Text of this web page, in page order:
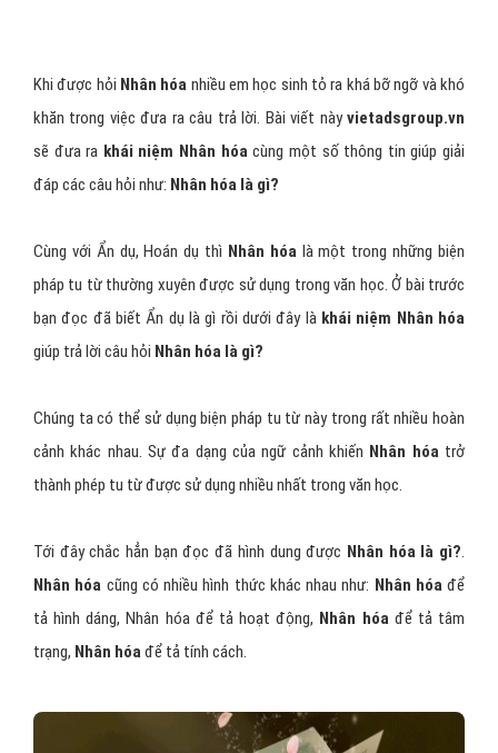
Khi được hỏi Nhân hóa nhiều em học sinh tỏ ra khá bỡ ngỡ và khó
khăn trong việc đưa ra câu trả lời. Bài viết nàyvietadsgroup.vn
sẽ đưa ra khái niệm Nhân hóacùng một số thông tin giúp giải
đáp các câu hỏi như: Nhân hóa là gì?
Cùng với Ẩn dụ, Hoán dụ thì Nhân hóa là một trong những biện
pháp tu từ thường xuyên được sử dụng trong văn học. Ở bài trước
bạn đọc đã biết Ẩn dụ là gì rồi dưới đây là khái niệm Nhân hóa
giúp trả lời câu hỏi Nhân hóa là gì?
Chúng ta có thể sử dụng biện pháp tu từ này trong rất nhiều hoàn
cảnh khác nhau. Sự đa dạng của ngữ cảnh khiến Nhân hóatrở
thành phép tu từ được sử dụng nhiều nhất trong văn học.
Tới đây chắc hẳn bạn đọc đã hình dung được Nhân hóa là gì?.
Nhân hóa cũng có nhiều hình thức khác nhau như: Nhân hóađể
tả hình dáng, Nhân hóa để tả hoạt động, Nhân hóa để tả tâm
trạng, Nhân hóađể tả tính cách.